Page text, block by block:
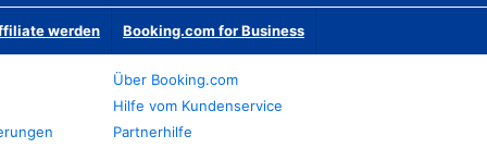
werden Booking.com for Business
Über Booking.com
Hilfe vom Kundenservice
Partnerhilfe